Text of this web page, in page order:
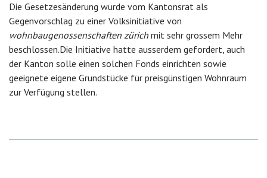
Die Gesetzesänderung wurde vom Kantonsrat als
Gegenvorschlag zu einer Volksinitiative von
wohnbaugenossenschaften zürich mit sehr grossem Mehr
beschlossen.Die Initiative hatte ausserdem gefordert, auch
der Kanton solle einen solchen Fonds einrichten sowie
geeignete eigene Grundstücke für preisgünstigen Wohnraum
zur Verfügung stellen.